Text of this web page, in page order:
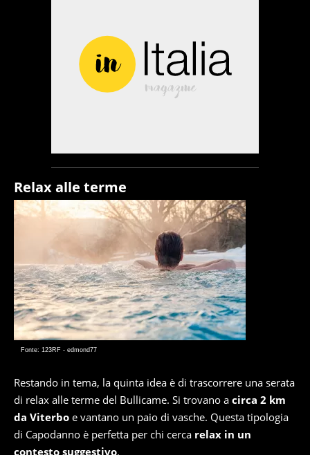
Relax alle terme
Fonte: 123RF - edmond77
Restando in tema, la quinta idea è di trascorrere una serata
di relax alle terme del Bullicame. Si trovano a circa 2 km
da Viterbo e vantano un paio di vasche. Questa tipologia
di Capodanno è perfetta per chi cerca relax in un
contesto suggestivo.